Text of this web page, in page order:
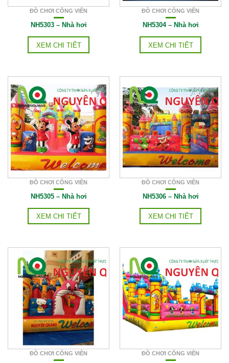
ĐỒ CHƠI CÔNG VIÊN
NH5303 – Nhà hơi
XEM CHI TIẾT
ĐỒ CHƠI CÔNG VIÊN
NH5304 – Nhà hơi
XEM CHI TIẾT
ĐỒ CHƠI CÔNG VIÊN
NH5305 – Nhà hơi
XEM CHI TIẾT
ĐỒ CHƠI CÔNG VIÊN
NH5306 – Nhà hơi
XEM CHI TIẾT
ĐỒ CHƠI CÔNG VIÊN ĐỒ CHƠI CÔNG VIÊN